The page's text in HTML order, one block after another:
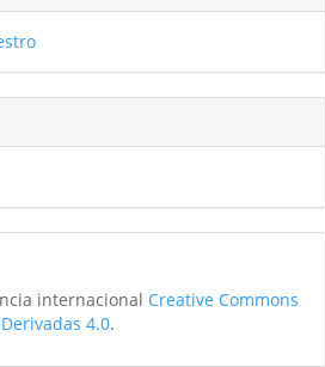
internacional Creative Commons
4.0.